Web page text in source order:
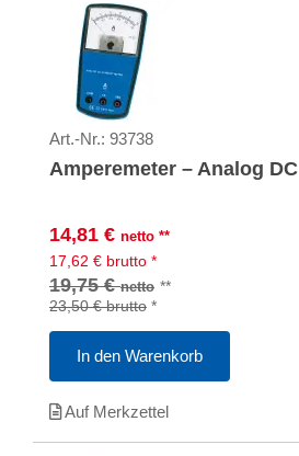
Art.-Nr.: 93738
Amperemeter – Analog DC
14,81 € netto **
17,62 € brutto *
19,75 €netto **
23,50 €brutto *
In den Warenkorb
Auf Merkzettel